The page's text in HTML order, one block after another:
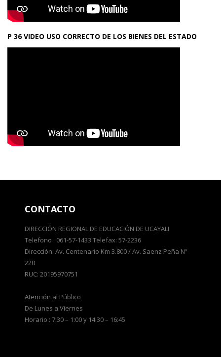
P 36 VIDEO USO CORRECTO DE LOS BIENES DEL ESTADO
CONTACTO
DIRECCIÓN REGIONAL DE EDUCACIÓN DE UCAYALI
Telefono : 061-57-1433 Telefax: 57-2236
Dirección: Av. Centenario Km 3.800 / Av. Saenz Peña Nº
220
RUC: 20195970751
Atención al Público
De Lunes a Viernes
Horario : 7:30 – 1:00 y 14:30 – 16:45